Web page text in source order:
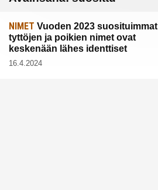
NIMET Vuoden 2023 suosituimmat
tyttöjen ja poikien nimet ovat
keskenään lähes identtiset
16.4.2024